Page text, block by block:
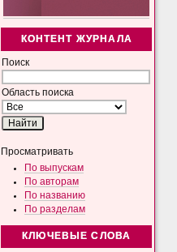
КОНТЕНТ ЖУРНАЛА
Поиск
Область поиска
Просматривать
По выпускам
По авторам
По названию
По разделам
КЛЮЧЕВЫЕ СЛОВА